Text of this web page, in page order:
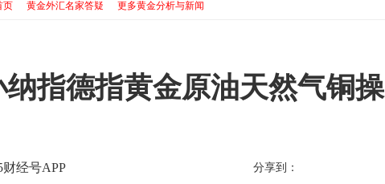
页 黄金外汇名家答疑 更多黄金分析与新闻
纳指德指黄金原油天然气铜操
财经号APP 分享到：